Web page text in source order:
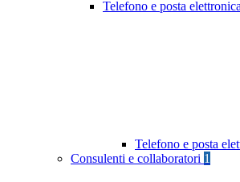
Telefono e posta elettronica
Telefono e posta
Consulenti e collaboratori 1